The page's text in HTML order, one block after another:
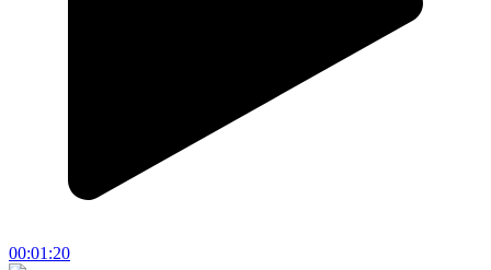
00:01:20